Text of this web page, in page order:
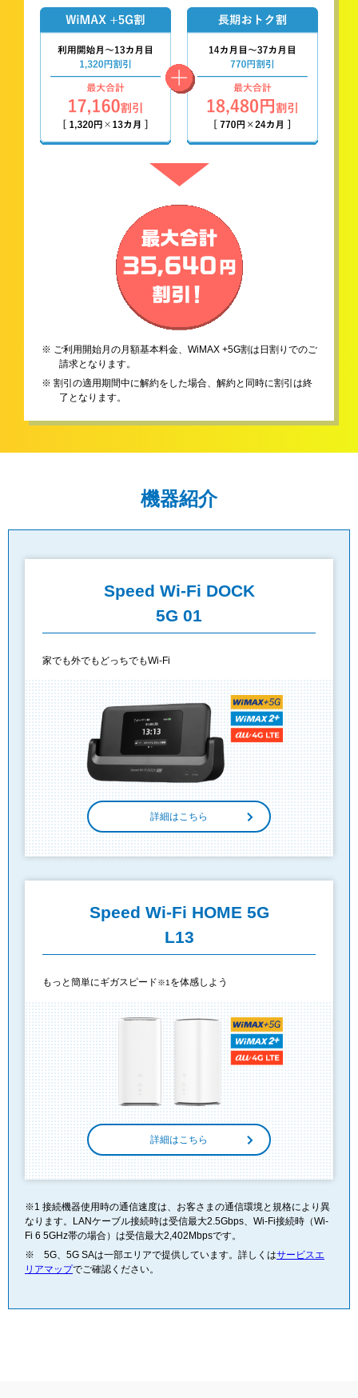
※ ご利用開始月の月額基本料金、WiMAX +5G割は日割りでのご
請求となります。
※ 割引の適用期間中に解約をした場合、解約と同時に割引は終
了となります。
機器紹介
Speed Wi-Fi DOCK
5G 01
家でも外でもどっちでもWi-Fi
詳細はこちら
Speed Wi-Fi HOME 5G
L13
もっと簡単にギガスピード※1を体感しよう
詳細はこちら
※1 接続機器使用時の通信速度は、お客さまの通信環境と規格により異
なります。LANケーブル接続時は受信最大2.5Gbps、Wi-Fi接続時（Wi-
Fi 6 5GHz帯の場合）は受信最大2,402Mbpsです。
※ 5G、5G SAは一部エリアで提供しています。詳しくはサービスエ
リアマップでご確認ください。